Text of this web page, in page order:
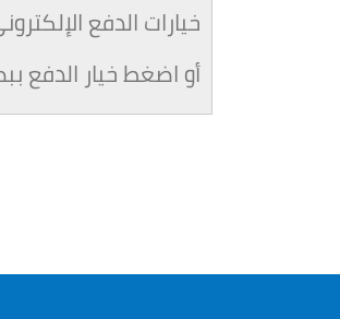
خيارات الدفع
أو اضغط خيار الدفع